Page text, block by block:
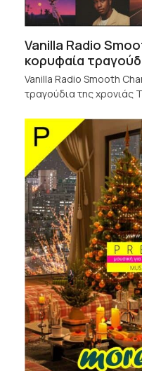
Vanilla Radio
κορυφαία
Vanilla Radio Smooth
τραγούδια της χρονιάς